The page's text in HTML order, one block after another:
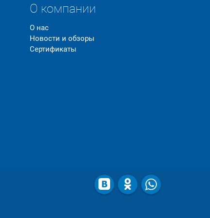
О компании
О нас
Новости и обзоры
Сертификаты